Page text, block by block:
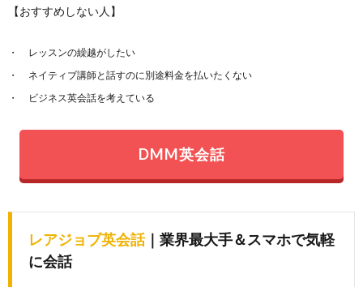
【おすすめしない人】
レッスンの繰越がしたい
ネイティブ講師と話すのに別途料金を払いたくない
ビジネス英会話を考えている
DMM英会話
レアジョブ英会話｜業界最大手＆スマホで気軽
に会話